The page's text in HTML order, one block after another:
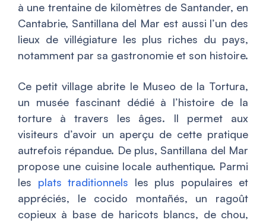
à une trentaine de kilomètres de Santander, en
Cantabrie, Santillana del Mar est aussi l’un des
lieux de villégiature les plus riches du pays,
notamment par sa gastronomie et son histoire.
Ce petit village abrite le Museo de la Tortura,
un musée fascinant dédié à l’histoire de la
torture à travers les âges. Il permet aux
visiteurs d’avoir un aperçu de cette pratique
autrefois répandue. De plus, Santillana del Mar
propose une cuisine locale authentique. Parmi
les plats traditionnels les plus populaires et
appréciés, le cocido montañés, un ragoût
copieux à base de haricots blancs, de chou,